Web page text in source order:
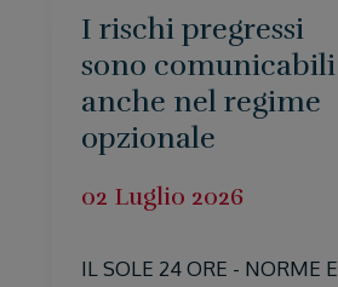
I rischi pregressi
sono comunicabili
anche nel regime
opzionale
02 Luglio 2026
IL SOLE 24 ORE - NORME E